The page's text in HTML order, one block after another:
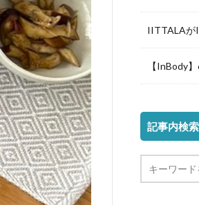
IITTALAが
【InBody
記事内検索